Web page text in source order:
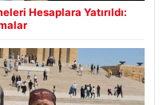
Hesaplara Yatırıldı: